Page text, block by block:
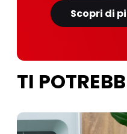
Scopri di
TI